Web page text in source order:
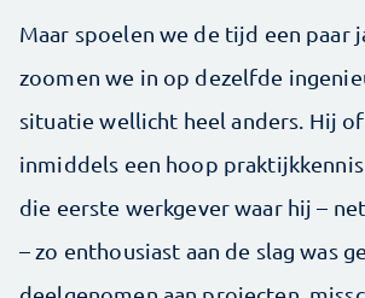
Maar spoelen we de tijd een paar
zoomen we in op dezelfde
situatie wellicht heel anders. Hij
inmiddels een hoop
die eerste werk­gever waar hij –
– zo enthousiast aan de slag was